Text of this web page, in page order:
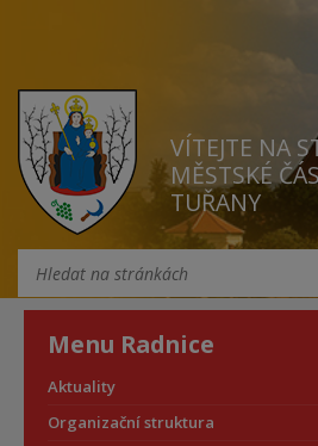
VÍTEJTE NA
MĚSTSKÉ
TUŘANY
Menu Radnice
Aktuality
Organizační struktura